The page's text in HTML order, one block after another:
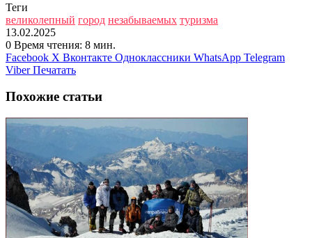
Теги
великолепный город незабываемых туризма
13.02.2025
0 Время чтения: 8 мин.
Facebook X Вконтакте Одноклассники WhatsApp Telegram
Viber Печатать
Похожие статьи